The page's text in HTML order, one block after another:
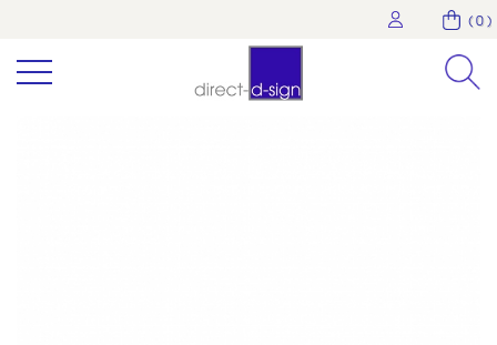
( 0 )